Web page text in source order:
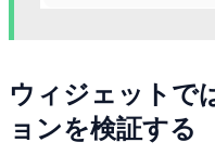
ウィジェットで
ョンを検証する